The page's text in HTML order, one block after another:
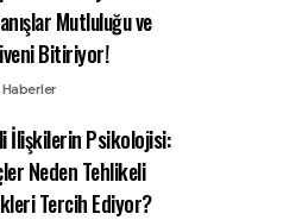
Mutluluğu ve
Bitiriyor!
İlişkilerin Psikolojisi:
Neden Tehlikeli
Tercih Ediyor?